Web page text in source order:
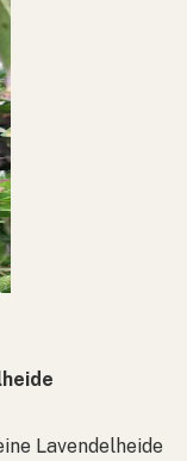
Lavendelheide